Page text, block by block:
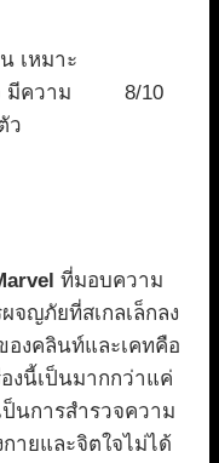
เหมาะ
มีความ
ว
8/10
ที่มอบความ
จญภัยที่สเกลเล็กลง
งคลินท์และเคทคือ
งนี้เป็นมากกว่าแค่
ป็นการสำรวจความ
ายและจิตใจไม่ได้